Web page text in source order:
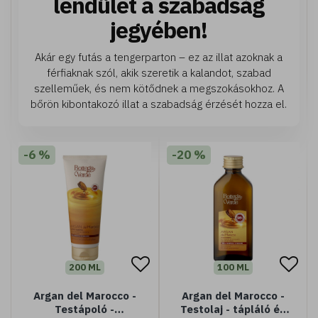
jegyében!
Akár egy futás a tengerparton – ez az illat azoknak a
férfiaknak szól, akik szeretik a kalandot, szabad
szelleműek, és nem kötődnek a megszokásokhoz. A
bőrön kibontakozó illat a szabadság érzését hozza el.
-6 %
200 ML
Argan del Marocco -
Testápoló -
-20 %
100 ML
Argan del Marocco -
Testolaj - tápláló és